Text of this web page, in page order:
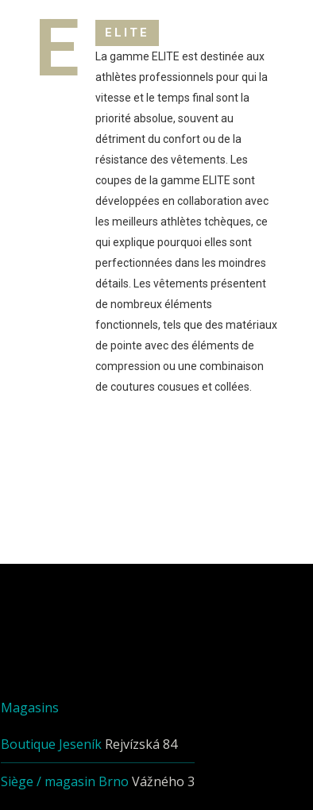
E ELITE
La gamme ELITE est destinée aux
athlètes professionnels pour qui la
vitesse et le temps final sont la
priorité absolue, souvent au
détriment du confort ou de la
résistance des vêtements. Les
coupes de la gamme ELITE sont
développées en collaboration avec
les meilleurs athlètes tchèques, ce
qui explique pourquoi elles sont
perfectionnées dans les moindres
détails. Les vêtements présentent
de nombreux éléments
fonctionnels, tels que des matériaux
de pointe avec des éléments de
compression ou une combinaison
de coutures cousues et collées.
Magasins
Boutique Jeseník Rejvízská 84
Siège / magasin Brno Vážného 3